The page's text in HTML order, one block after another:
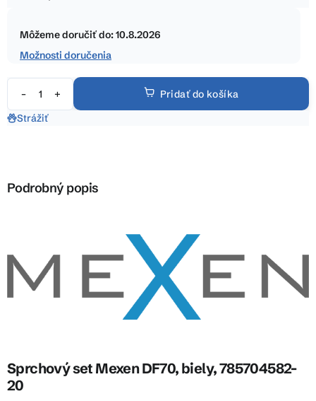
cena:
Môžeme doručiť do:10.8.2026
Možnosti doručenia
Pridať do košíka
Strážiť
Podrobný popis
Sprchový set Mexen DF70, biely, 785704582-
20